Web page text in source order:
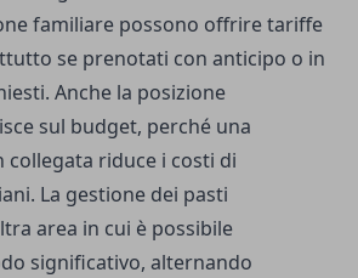
familiare possono offrire tariffe
se prenotati con anticipo o in
Anche la posizione
sul budget, perché una
collegata riduce i costi di
La gestione dei pasti
area in cui è possibile
significativo, alternando